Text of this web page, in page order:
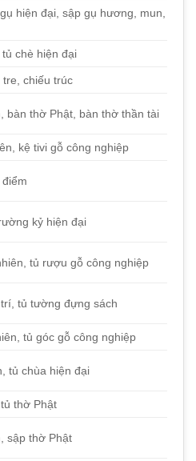
hiện đại, sập gụ hương, mun,
chè hiện đại
tre, chiếu trúc
bàn thờ Phật, bàn thờ thần tài
kệ tivi gỗ công nghiệp
kỷ hiện đại
tủ rượu gỗ công nghiệp
tủ tường đựng sách
tủ góc gỗ công nghiệp
tủ chùa hiện đại
thờ Phật
sập thờ Phật